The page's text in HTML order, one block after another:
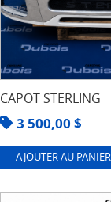
CAPOT STERLING
3 500,00 $
AJOUTER AU PANIER